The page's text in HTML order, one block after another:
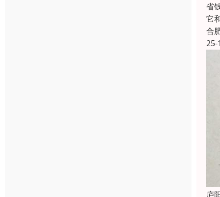
省
它
合
25-
庐